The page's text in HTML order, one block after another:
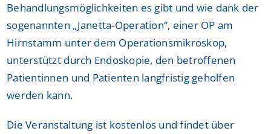
Behandlungsmöglichkeiten es gibt und wie dank der
sogenannten „Janetta-Operation“, einer OP am
Hirnstamm unter dem Operationsmikroskop,
unterstützt durch Endoskopie, den betroffenen
Patientinnen und Patienten langfristig geholfen
werden kann.
Die Veranstaltung ist kostenlos und findet über